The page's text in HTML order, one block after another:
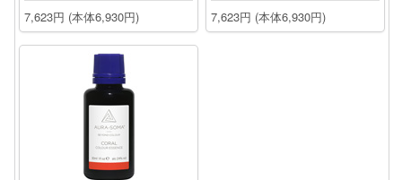
7,623円 (本体6,930円) 7,623円 (本体6,930円)